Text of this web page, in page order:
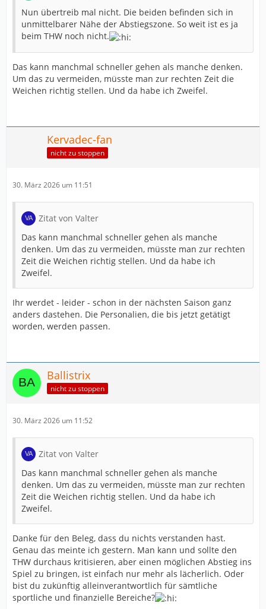
Nun übertreib mal nicht. Die beiden befinden sich in
unmittelbarer Nähe der Abstiegszone. So weit ist es ja
beim THW noch nicht.
Das kann manchmal schneller gehen als manche denken.
Um das zu vermeiden, müsste man zur rechten Zeit die
Weichen richtig stellen. Und da habe ich Zweifel.
Kervadec-fan
nicht zu stoppen
30. März 2026 um 11:51
Zitat von Valter
Das kann manchmal schneller gehen als manche
denken. Um das zu vermeiden, müsste man zur rechten
Zeit die Weichen richtig stellen. Und da habe ich
Zweifel.
Ihr werdet - leider - schon in der nächsten Saison ganz
anders dastehen. Die Personalien, die bis jetzt getätigt
worden, werden passen.
Ballistrix
nicht zu stoppen
30. März 2026 um 11:52
Zitat von Valter
Das kann manchmal schneller gehen als manche
denken. Um das zu vermeiden, müsste man zur rechten
Zeit die Weichen richtig stellen. Und da habe ich
Zweifel.
Danke für den Beleg, dass du nichts verstanden hast.
Genau das meinte ich gestern. Man kann und sollte den
THW durchaus kritisieren, aber einen möglichen Abstieg ins
Spiel zu bringen, ist einfach nur mehr als lächerlich. Oder
bist du zukünftig alleinverantwortlich für sämtliche
sportliche und finanzielle Bereiche?